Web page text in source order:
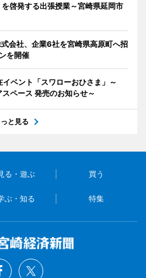
啓発する出張授業～宮崎県延岡市
式会社、企業6社を宮崎県高原町へ招
を開催
ベント「スワローおひさま」～
ペース 発売のお知らせ～
っと見る
る・遊ぶ 買う
ぶ・知る 特集